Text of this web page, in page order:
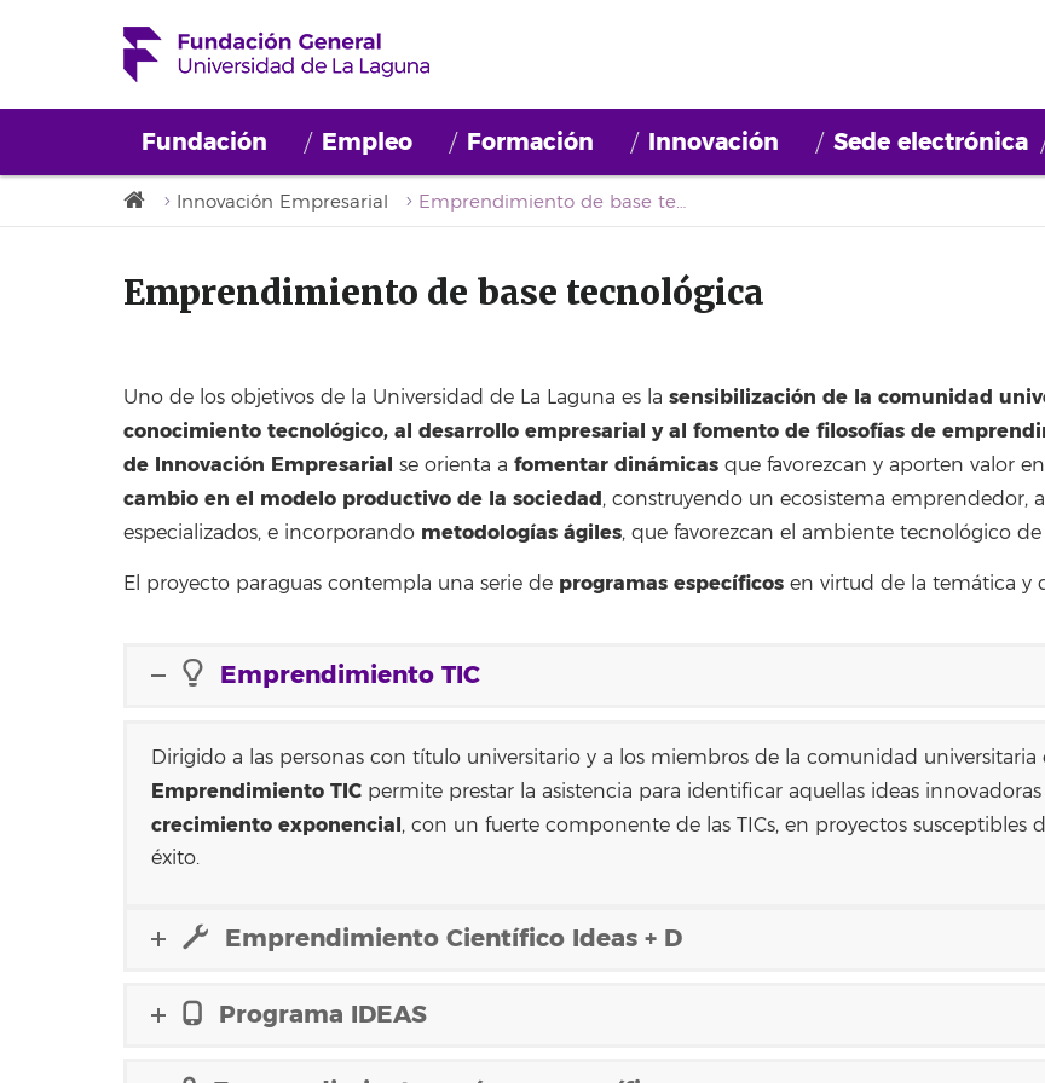
Fundación Empleo Formación Innovación Sede electrónica
Innovación Empresarial Emprendimiento de base tecnológica
Emprendimiento de base tecnológica
Uno de los objetivos de la Universidad de La Laguna es la sensibilización de la comunidad
conocimiento tecnológico, al desarrollo empresarial y al fomento de filosofías de
de Innovación Empresarial se orienta a fomentar dinámicas que favorezcan y aporten valor
cambio en el modelo productivo de la sociedad, construyendo un ecosistema emprendedor,
especializados, e incorporando metodologías ágiles, que favorezcan el ambiente tecnológico
El proyecto paraguas contempla una serie de programas específicos en virtud de la temática y
Emprendimiento TIC
Dirigido a las personas con título universitario y a los miembros de la comunidad universitaria
Emprendimiento TIC permite prestar la asistencia para identificar aquellas ideas
crecimiento exponencial, con un fuerte componente de las TICs, en proyectos susceptibles
éxito.
Emprendimiento Científico Ideas + D
Programa IDEAS